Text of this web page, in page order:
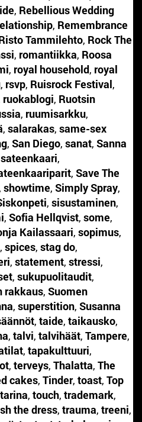
, Rebellious Wedding
, Remembrance
Tammilehto, Rock The
, romantiikka, Roosa
, royal household, royal
, rsvp, Ruisrock Festival,
ruokablogi, Ruotsin
, ruumisarkku,
, salarakas, same-sex
, San Diego, sanat, Sanna
sateenkaari,
, Save The
, showtime, Simply Spray,
, sisustaminen,
, Sofia Hellqvist, some,
Kailassaari, sopimus,
, spices, stag do,
, statement, stressi,
, sukupuolitaudit,
rakkaus, Suomen
, superstition, Susanna
, taide, taikausko,
, talvi, talvihäät, Tampere,
, tapakulttuuri,
, terveys, Thalatta, The
cakes, Tinder, toast, Top
, touch, trademark,
the dress, trauma, treeni,